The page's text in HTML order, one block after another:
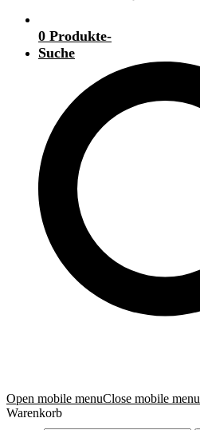
0 Produkte-
Suche
Open mobile menuClose mobile menu
Warenkorb